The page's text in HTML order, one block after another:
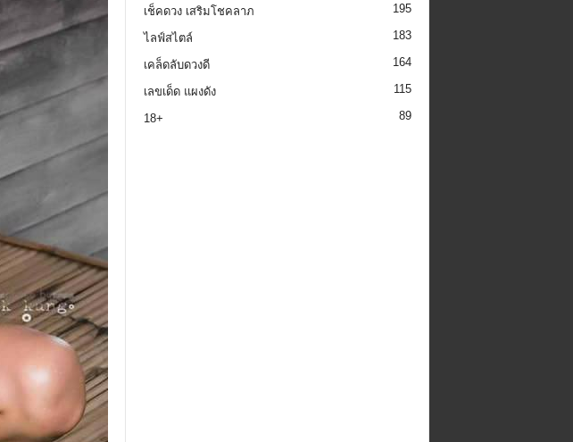
เช็คดวง เสริมโชคลาภ 195
ไลฟ์สไตล์ 183
เคล็ดลับดวงดี 164
เลขเด็ด แผงดัง 115
18+ 89